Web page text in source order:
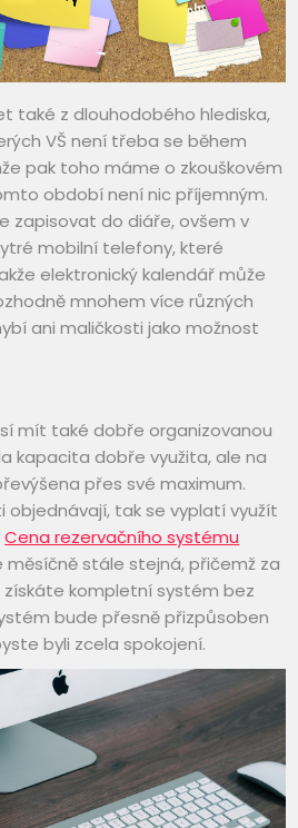
také z dlouhodobého hlediska,
VŠ není třeba se během
pak toho máme o zkouškovém
období není nic příjemným.
zapisovat do diáře, ovšem v
mobilní telefony, které
elektronický kalendář může
mnohem více různých
ani maličkosti jako možnost
mít také dobře organizovanou
kapacita dobře využita, ale na
přes své maximum.
objednávají, tak se vyplatí využít
Cena rezervačního systému
měsíčně stále stejná, přičemž za
získáte kompletní systém bez
bude přesně přizpůsoben
byli zcela spokojení.